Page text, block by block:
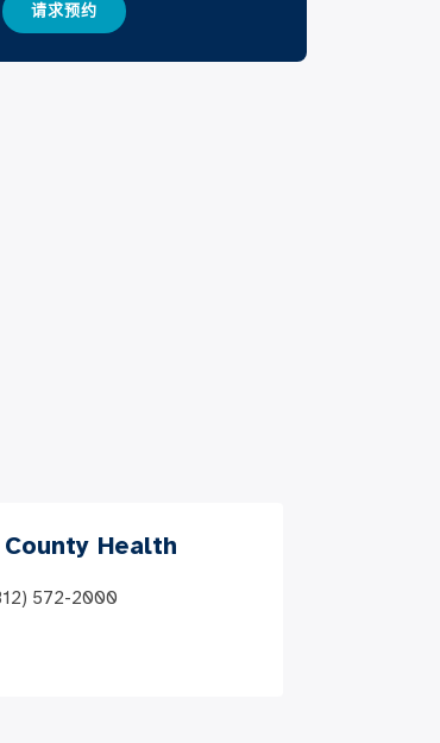
请求预约
Health
572-2000